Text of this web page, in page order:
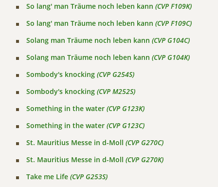
So lang' man Träume noch leben kann (CVP F109K)
So lang' man Träume noch leben kann (CVP F109C)
Solang man Träume noch leben kann (CVP G104C)
Solang man Träume noch leben kann (CVP G104K)
Sombody's knocking (CVP G254S)
Sombody's knocking (CVP M252S)
Something in the water (CVP G123K)
Something in the water (CVP G123C)
St. Mauritius Messe in d-Moll (CVP G270C)
St. Mauritius Messe in d-Moll (CVP G270K)
Take me Life (CVP G253S)